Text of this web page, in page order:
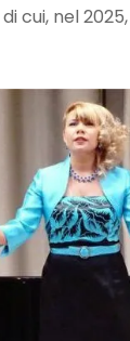
di cui, nel